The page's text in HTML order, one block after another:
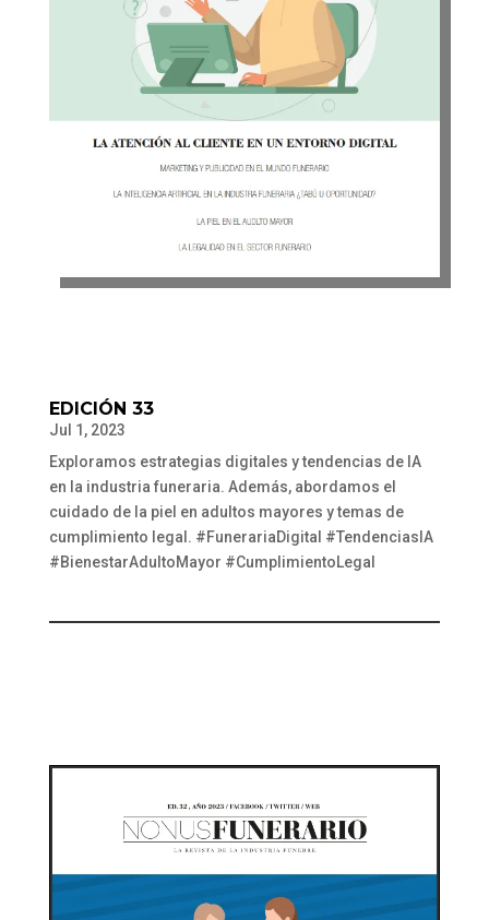
EDICIÓN 33
Jul 1, 2023
Exploramos estrategias digitales y tendencias de IA
en la industria funeraria. Además, abordamos el
cuidado de la piel en adultos mayores y temas de
cumplimiento legal. #FunerariaDigital #TendenciasIA
#BienestarAdultoMayor #CumplimientoLegal